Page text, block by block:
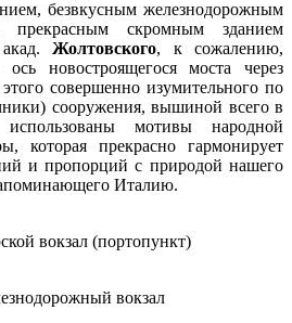
безвкусным железнодорожным
прекрасным скромным зданием
акад.Жолтовского, к сожалению,
новостроящегося моста через
совершенно изумительного по
сооружения, вышиной всего в
мотивы народной
которая прекрасно гармонирует
и пропорций с природой нашего
Италию.
вокзал (портопункт)
вокзал